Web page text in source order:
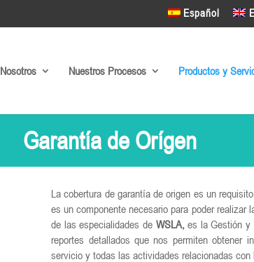
Español
Nosotros Nuestros Procesos Productos y
Garantía de Orígen
La cobertura de garantía de origen es un
es un componente necesario para poder realizar
de las especialidades de WSLA, es la Gestión y
reportes detallados que nos permiten obtener
servicio y todas las actividades relacionadas con